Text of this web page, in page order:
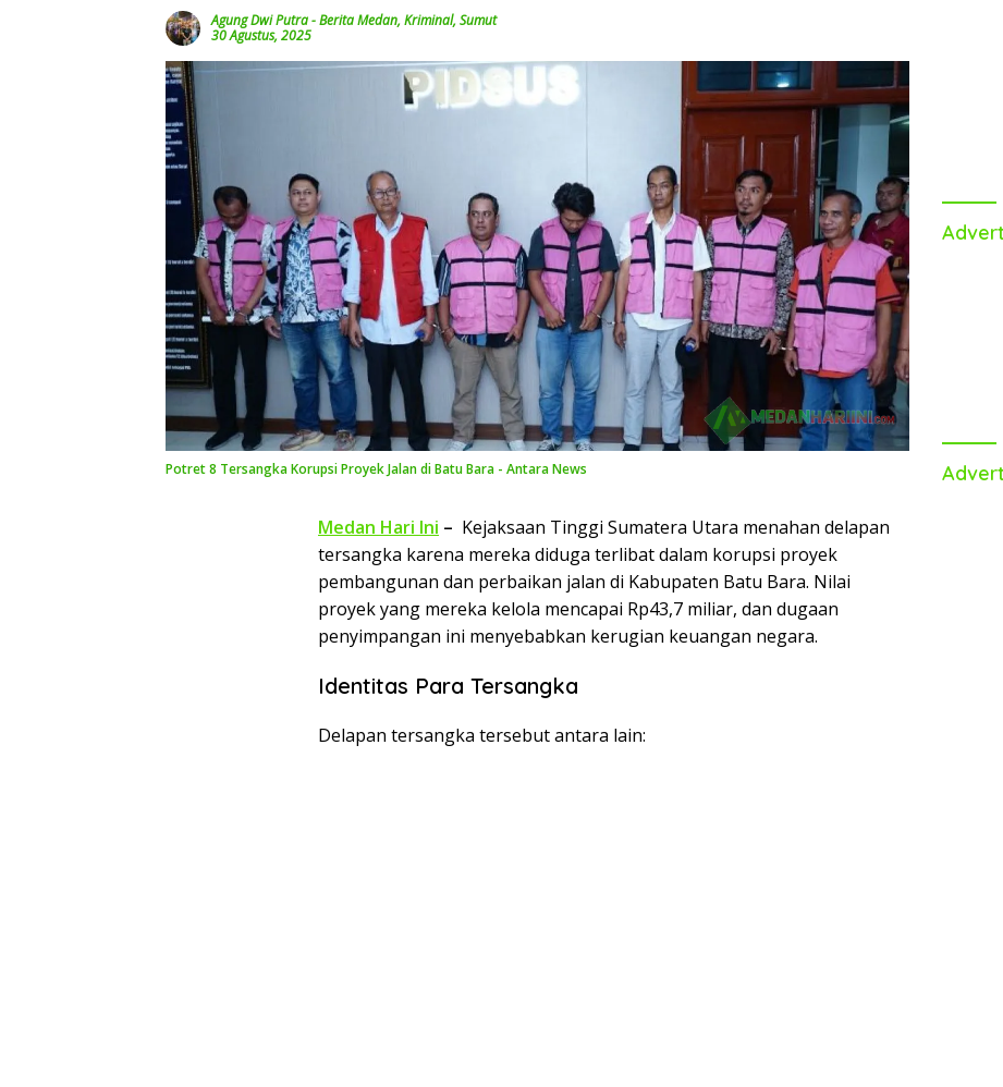
Agung Dwi Putra-Berita Medan,Kriminal,Sumut
30 Agustus, 2025
Potret 8 Tersangka Korupsi Proyek Jalan di Batu Bara - Antara News
Medan Hari Ini – Kejaksaan Tinggi Sumatera Utara menahan delapan
tersangka karena mereka diduga terlibat dalam korupsi proyek
pembangunan dan perbaikan jalan di Kabupaten Batu Bara. Nilai
proyek yang mereka kelola mencapai Rp43,7 miliar, dan dugaan
penyimpangan ini menyebabkan kerugian keuangan negara.
Identitas Para Tersangka
Delapan tersangka tersebut antara lain: